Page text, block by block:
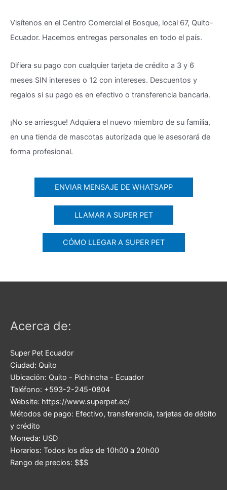
Visítenos en el Centro Comercial el Bosque, local 67, Quito-
Ecuador. Hacemos entregas personales en todo el país.
Difiera su pago con cualquier tarjeta de crédito a 3 y 6
meses SIN intereses o 12 con intereses. Descuentos y
regalos si su pago es en efectivo o transferencia bancaria.
¡No se arriesgue! Adquiera el nuevo miembro de su familia,
en una tienda de mascotas autorizada que le asesorará de
forma profesional.
ENVIAR MENSAJE DE WHATSAPP
LLAMAR A SUPER PET
CÓMO LLEGAR A SUPER PET
Acerca de:
Super Pet Ecuador
Ciudad: Quito
Ubicación: Quito - Pichincha - Ecuador
Teléfono: +593-2-245-0804
Website: https://www.superpet.ec/
Métodos de pago: Efectivo, transferencia, tarjetas de débito
y crédito
Moneda: USD
Horarios: Todos los días de 10h00 a 20h00
Rango de precios: $$$